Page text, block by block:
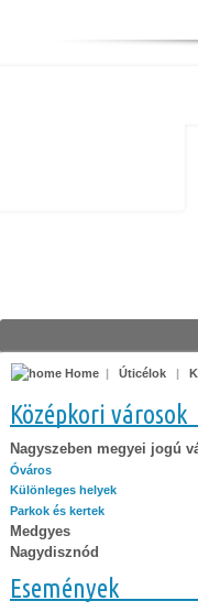
Home | Úticélok |
Középkori városok
Nagyszeben megyei jogú
Óváros
Különleges helyek
Parkok és kertek
Medgyes
Nagydisznód
Események